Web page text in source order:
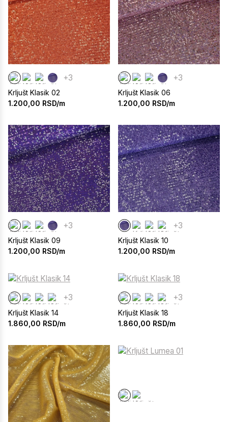
+3
Krljušt Klasik 02
1.200,00 RSD/m
+3
Krljušt Klasik 06
1.200,00 RSD/m
+3
Krljušt Klasik 09
1.200,00 RSD/m
+3
Krljušt Klasik 10
1.200,00 RSD/m
+3
Krljušt Klasik 14
1.860,00 RSD/m
+3
Krljušt Klasik 18
1.860,00 RSD/m